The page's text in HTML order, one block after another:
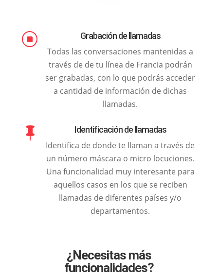
] Grabación de llamadas
Todas las conversaciones mantenidas a
través de de tu línea de Francia podrán
ser grabadas, con lo que podrás acceder
a cantidad de información de dichas
llamadas.
 Identificación de llamadas
Identifica de donde te llaman a través de
un número máscara o micro locuciones.
Una funcionalidad muy interesante para
aquellos casos en los que se reciben
llamadas de diferentes países y/o
departamentos.
¿Necesitas más
funcionalidades?